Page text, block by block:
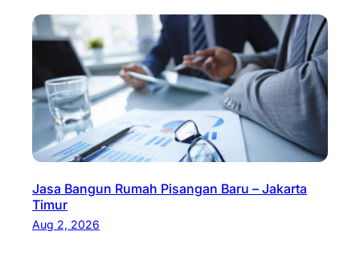
Jasa Bangun Rumah Pisangan Baru – Jakarta
Timur
Aug 2, 2026